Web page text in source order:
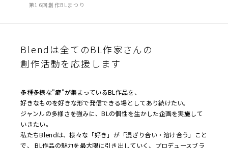
第16回創作BLまつり
Blendは全てのBL作家さんの
創作活動を応援します
多種多様な"癖"が集まっているBL作品を、
好きなものを好きな形で発信できる場としてあり続けたい。
ジャンルの多様さを強みに、BLの個性を生かした企画を実施して
いきたい。
私たちBlendは、様々な「好き」が「混ざり合い・溶け合う」こと
で、 BL作品の魅力を最大限に引き出していく、プロデュースブラ